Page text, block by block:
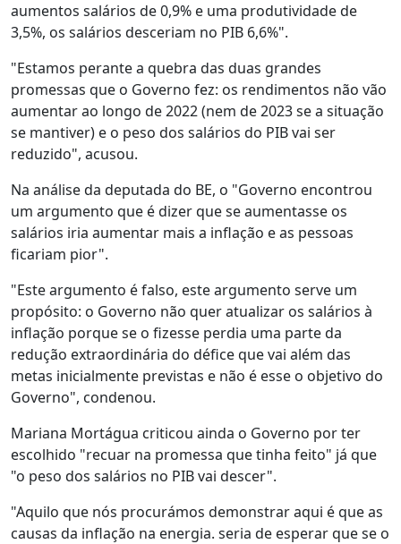
aumentos salários de 0,9% e uma produtividade de
3,5%, os salários desceriam no PIB 6,6%".
"Estamos perante a quebra das duas grandes
promessas que o Governo fez: os rendimentos não vão
aumentar ao longo de 2022 (nem de 2023 se a situação
se mantiver) e o peso dos salários do PIB vai ser
reduzido", acusou.
Na análise da deputada do BE, o "Governo encontrou
um argumento que é dizer que se aumentasse os
salários iria aumentar mais a inflação e as pessoas
ficariam pior".
"Este argumento é falso, este argumento serve um
propósito: o Governo não quer atualizar os salários à
inflação porque se o fizesse perdia uma parte da
redução extraordinária do défice que vai além das
metas inicialmente previstas e não é esse o objetivo do
Governo", condenou.
Mariana Mortágua criticou ainda o Governo por ter
escolhido "recuar na promessa que tinha feito" já que
"o peso dos salários no PIB vai descer".
"Aquilo que nós procurámos demonstrar aqui é que as
causas da inflação na energia. seria de esperar que se o